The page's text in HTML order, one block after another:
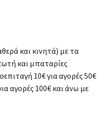
και κινητά) με τα
και μπαταρίες
10€ για αγορές 50€
αγορές 100€ και άνω με